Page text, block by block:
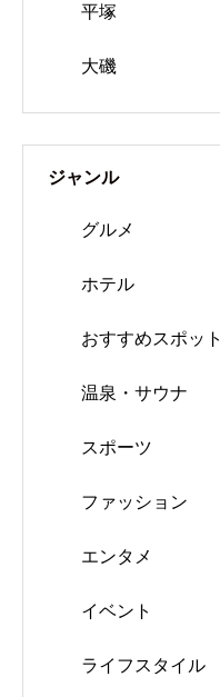
平塚
大磯
ジャンル
グルメ
ホテル
おすすめスポット
温泉・サウナ
スポーツ
ファッション
エンタメ
イベント
ライフスタイル